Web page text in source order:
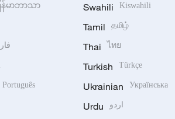
ြန်မာဘာသာ
Português
Swahili Kiswahili
Tamil தமிழ்
Thai ไทย
Turkish Türkçe
Ukrainian Українська
Urdu اردو